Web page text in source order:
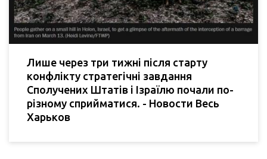
Лише через три тижні після старту
конфлікту стратегічні завдання
Сполучених Штатів і Ізраїлю почали по-
різному сприйматися. - Новости Весь
Харьков